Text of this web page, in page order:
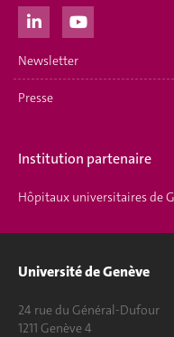
Newsletter
Presse
Institution partenaire
Hôpitaux universitaires de
Université de Genève
24 rue du Général-Dufour
1211 Genève 4